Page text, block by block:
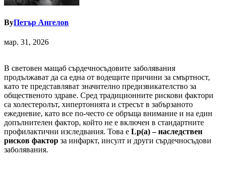
ByПетър Ангелов
мар. 31, 2026
В световен мащаб сърдечносъдовите заболявания
продължават да са една от водещите причини за смъртност,
като те представляват значително предизвикателство за
общественото здраве. Сред традиционните рискови фактори
са холестеролът, хипертонията и стресът в забързаното
ежедневие, като все по-често се обръща внимание и на един
допълнителен фактор, който не е включен в стандартните
профилактични изследвания. Това е Lp(a) – наследствен
рисков фактор за инфаркт, инсулт и други сърдечносъдови
заболявания.